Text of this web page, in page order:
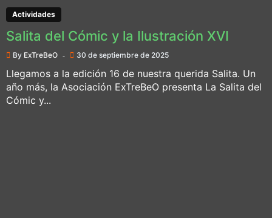
Actividades
Salita del Cómic y la Ilustración XVI
By ExTreBeO 30 de septiembre de 2025
Llegamos a la edición 16 de nuestra querida Salita. Un
año más, la Asociación ExTreBeO presenta La Salita del
Cómic y...